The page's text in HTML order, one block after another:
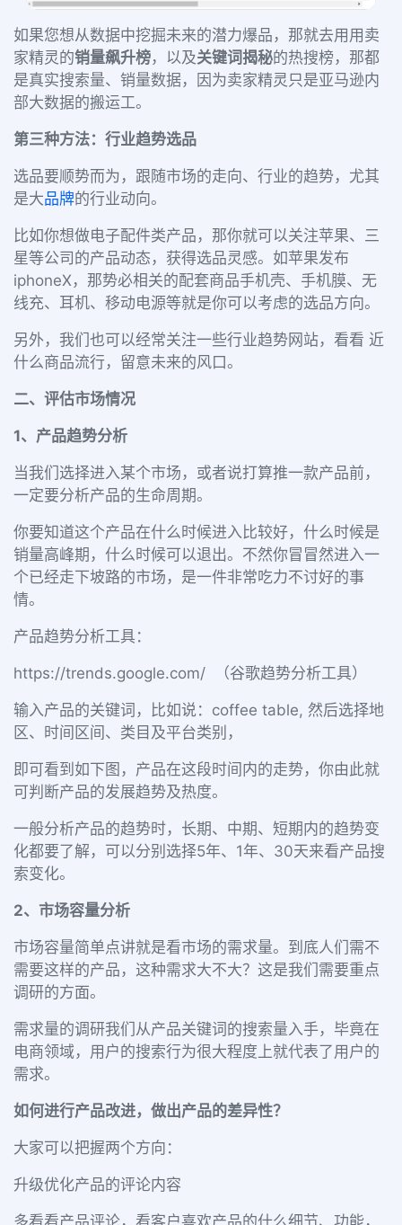
如果您想从数据中挖掘未来的潜力爆品，那就去用用卖
家精灵的销量飙升榜，以及关键词揭秘的热搜榜，那都
是真实搜索量、销量数据，因为卖家精灵只是亚马逊内
部大数据的搬运工。
第三种方法：行业趋势选品
选品要顺势而为，跟随市场的走向、行业的趋势，尤其
是大品牌的行业动向。
比如你想做电子配件类产品，那你就可以关注苹果、三
星等公司的产品动态，获得选品灵感。如苹果发布
iphoneX，那势必相关的配套商品手机壳、手机膜、无
线充、耳机、移动电源等就是你可以考虑的选品方向。
另外，我们也可以经常关注一些行业趋势网站，看看 近
什么商品流行，留意未来的风口。
二、评估市场情况
1、产品趋势分析
当我们选择进入某个市场，或者说打算推一款产品前，
一定要分析产品的生命周期。
你要知道这个产品在什么时候进入比较好，什么时候是
销量高峰期，什么时候可以退出。不然你冒冒然进入一
个已经走下坡路的市场，是一件非常吃力不讨好的事
情。
产品趋势分析工具：
https://trends.google.com/ （谷歌趋势分析工具）
输入产品的关键词，比如说：coffee table, 然后选择地
区、时间区间、类目及平台类别，
即可看到如下图，产品在这段时间内的走势，你由此就
可判断产品的发展趋势及热度。
一般分析产品的趋势时，长期、中期、短期内的趋势变
化都要了解，可以分别选择5年、1年、30天来看产品搜
索变化。
2、市场容量分析
市场容量简单点讲就是看市场的需求量。到底人们需不
需要这样的产品，这种需求大不大？这是我们需要重点
调研的方面。
需求量的调研我们从产品关键词的搜索量入手，毕竟在
电商领域，用户的搜索行为很大程度上就代表了用户的
需求。
如何进行产品改进，做出产品的差异性？
大家可以把握两个方向：
升级优化产品的评论内容
多看看产品评论，看客户喜欢产品的什么细节、功能，